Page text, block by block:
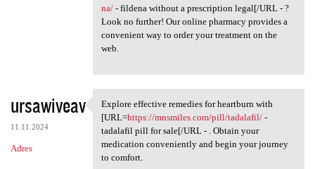
na/- fildena without a prescription legal[/URL - ?
Look no further! Our online pharmacy provides a
convenient way to order your treatment on the
web.
ursawiveav
11.11.2024
Adres
Explore effective remedies
Explore effective remedies for heartburn with
[URL=https://mnsmiles.com/pill/tadalafil/-
tadalafil pill for sale[/URL - . Obtain your
medication conveniently and begin your journey
to comfort.